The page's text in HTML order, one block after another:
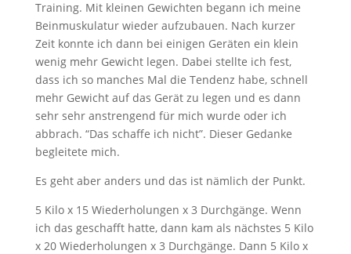
Training. Mit kleinen Gewichten begann ich meine
Beinmuskulatur wieder aufzubauen. Nach kurzer
Zeit konnte ich dann bei einigen Geräten ein klein
wenig mehr Gewicht legen. Dabei stellte ich fest,
dass ich so manches Mal die Tendenz habe, schnell
mehr Gewicht auf das Gerät zu legen und es dann
sehr sehr anstrengend für mich wurde oder ich
abbrach. “Das schaffe ich nicht”. Dieser Gedanke
begleitete mich.
Es geht aber anders und das ist nämlich der Punkt.
5 Kilo x 15 Wiederholungen x 3 Durchgänge. Wenn
ich das geschafft hatte, dann kam als nächstes 5 Kilo
x 20 Wiederholungen x 3 Durchgänge. Dann 5 Kilo x